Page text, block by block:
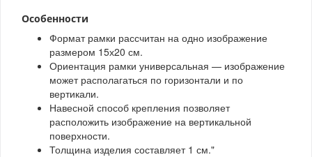
Особенности
Формат рамки рассчитан на одно изображение
размером 15х20 см.
Ориентация рамки универсальная — изображение
может располагаться по горизонтали и по
вертикали.
Навесной способ крепления позволяет
расположить изображение на вертикальной
поверхности.
Толщина изделия составляет 1 см."